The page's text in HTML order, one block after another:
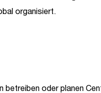
organisiert.
betreiben oder planen